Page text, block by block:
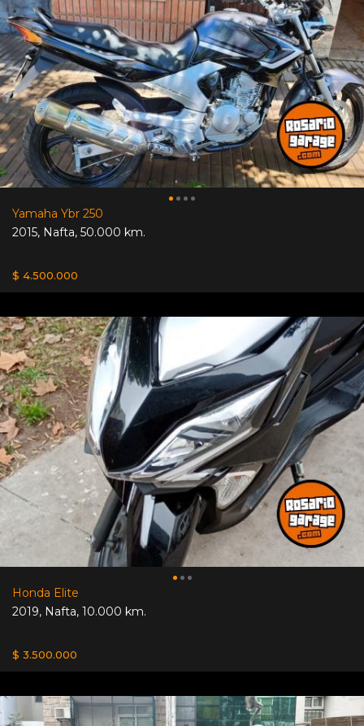
Yamaha Ybr 250
2015, Nafta, 50.000 km.
$ 4.500.000
Honda Elite
2019, Nafta, 10.000 km.
$ 3.500.000